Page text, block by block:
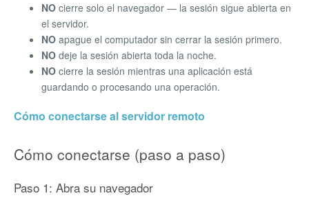
NO cierre solo el navegador — la sesión sigue abierta en
el servidor.
NO apague el computador sin cerrar la sesión primero.
NO deje la sesión abierta toda la noche.
NO cierre la sesión mientras una aplicación está
guardando o procesando una operación.
Cómo conectarse al servidor remoto
Cómo conectarse (paso a paso)
Paso 1: Abra su navegador